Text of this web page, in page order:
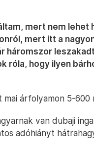
mert nem lehet
mert itt a
háromszor
róla, hogy ilyen
árfolyamon 5-600
van dubaji
adóhiányt